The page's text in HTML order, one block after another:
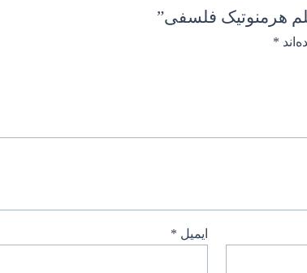
هرمنوتیک فلسفی”
*
ایمیل *